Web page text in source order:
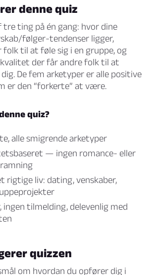
denne quiz
tre ting på én gang: hvor dine
følger-tendenser ligger,
folk til at føle sig i en gruppe, og
kvalitet der får andre folk til at
De fem arketyper er alle positive
er den “forkerte” at være.
quiz?
alle smigrende arketyper
— ingen romance- eller
rigtige liv: dating, venskaber,
ingen tilmelding, delevenlig med
quizzen
om hvordan du opfører dig i